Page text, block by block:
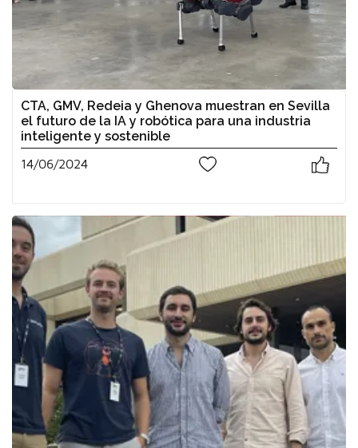
CTA, GMV, Redeia y Ghenova muestran en Sevilla
el futuro de la IA y robótica para una industria
inteligente y sostenible
14/06/2024